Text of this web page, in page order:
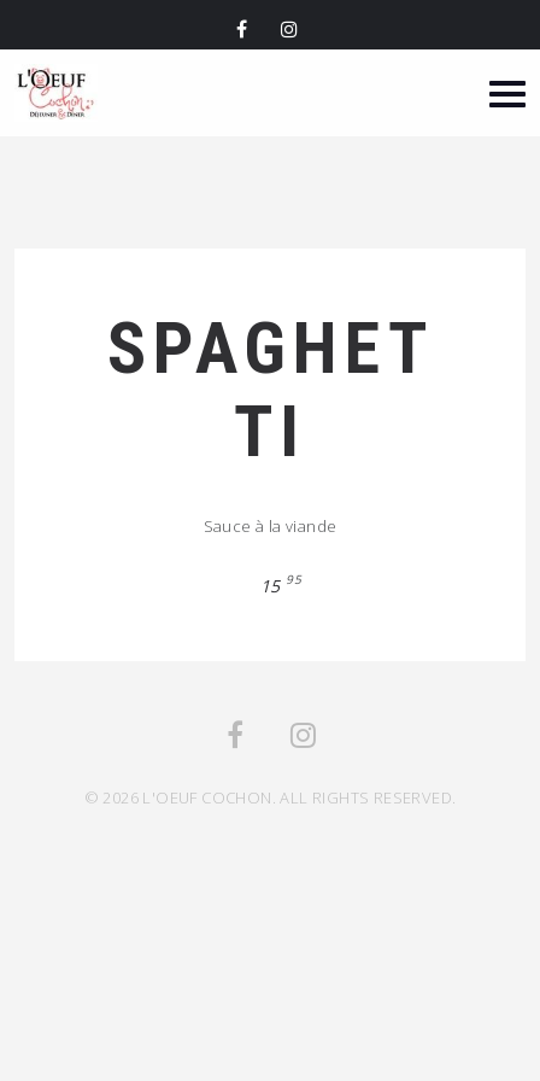
SPAGHET
TI
Sauce à la viande
15 95
© 2026 L'OEUF COCHON. ALL RIGHTS RESERVED.